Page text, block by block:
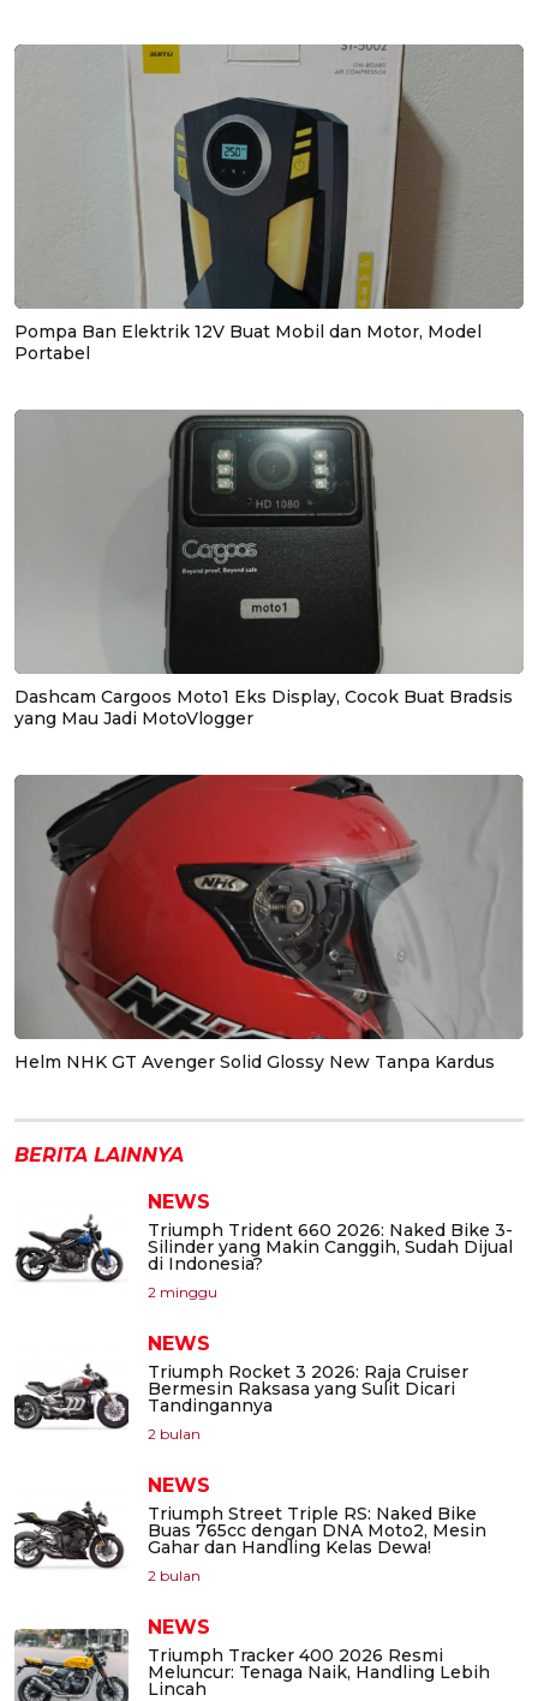
Pompa Ban Elektrik 12V Buat Mobil dan Motor, Model
Portabel
Dashcam Cargoos Moto1 Eks Display, Cocok Buat Bradsis
yang Mau Jadi MotoVlogger
Helm NHK GT Avenger Solid Glossy New Tanpa Kardus
BERITA LAINNYA
NEWS
Triumph Trident 660 2026: Naked Bike 3-
Silinder yang Makin Canggih, Sudah Dijual
di Indonesia?
2 minggu
NEWS
Triumph Rocket 3 2026: Raja Cruiser
Bermesin Raksasa yang Sulit Dicari
Tandingannya
2 bulan
NEWS
Triumph Street Triple RS: Naked Bike
Buas 765cc dengan DNA Moto2, Mesin
Gahar dan Handling Kelas Dewa!
2 bulan
NEWS
Triumph Tracker 400 2026 Resmi
Meluncur: Tenaga Naik, Handling Lebih
Lincah